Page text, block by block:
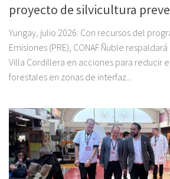
proyecto de silvicultura
Yungay, julio 2026: Con recursos del
Emisiones (PRE), CONAF Ñuble
Villa Cordillera en acciones para reducir
forestales en zonas de interfaz...